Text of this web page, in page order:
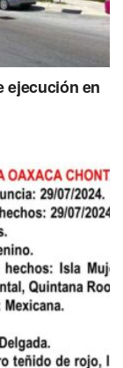
ejecución en